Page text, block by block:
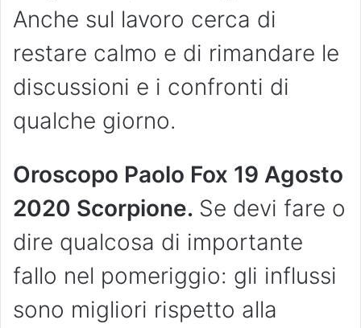
Anche sul lavoro cerca di
restare calmo e di rimandare le
discussioni e i confronti di
qualche giorno.
Oroscopo Paolo Fox 19 Agosto
2020 Scorpione. Se devi fare o
dire qualcosa di importante
fallo nel pomeriggio: gli influssi
sono migliori rispetto alla